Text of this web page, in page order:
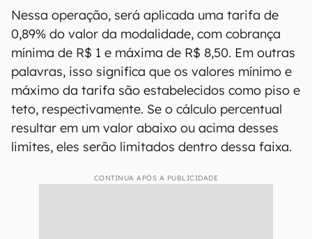
Nessa operação, será aplicada uma tarifa de
0,89% do valor da modalidade, com cobrança
mínima de R$ 1 e máxima de R$ 8,50. Em outras
palavras, isso significa que os valores mínimo e
máximo da tarifa são estabelecidos como piso e
teto, respectivamente. Se o cálculo percentual
resultar em um valor abaixo ou acima desses
limites, eles serão limitados dentro dessa faixa.
CONTINUA APÓS A PUBLICIDADE